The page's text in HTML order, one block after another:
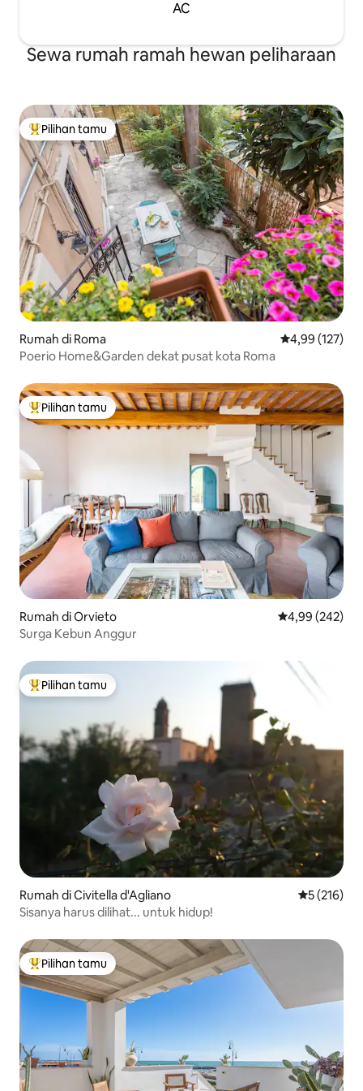
AC
Sewa rumah ramah hewan peliharaan
Pilihan tamu terpopuler
Pilihan tamu
Rumah di Roma Nilai rata-rata
4,99 (127)
Poerio Home&Garden dekat pusat kota Roma
Pilihan tamu terpopuler
Pilihan tamu
Rumah di Orvieto Nilai rata-rata
4,99 (242)
Surga Kebun Anggur
Pilihan tamu terpopuler
Pilihan tamu
Rumah di Civitella d'Agliano Nilai rata-
5 (216)
Sisanya harus dilihat... untuk hidup!
Pilihan tamu terpopuler
Pilihan tamu